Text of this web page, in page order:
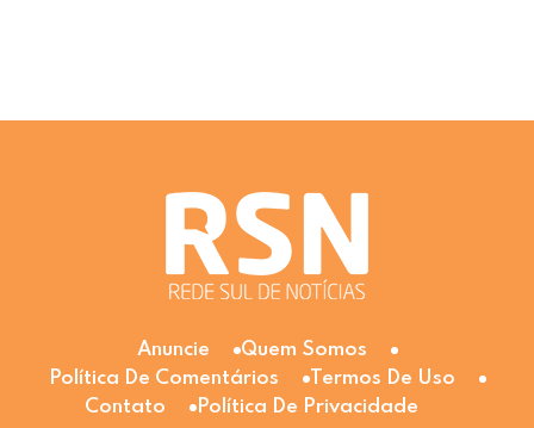
Anuncie
Quem Somos
Política De Comentários
Termos De Uso
Contato
Política De Privacidade